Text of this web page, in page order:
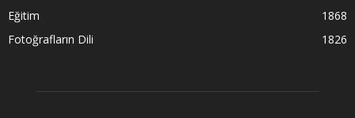
Eğitim
1868
Fotoğrafların Dili
1826